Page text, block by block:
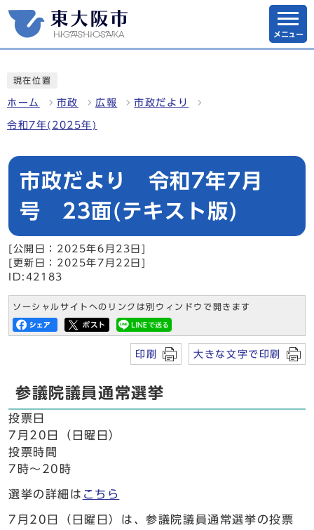
メニュー
現在位置
ホーム 市政 広報 市政だより
令和7年(2025年)
市政だより 令和7年7月
号 23面(テキスト版)
[公開日：2025年6月23日]
[更新日：2025年7月22日]
ID:42183
ソーシャルサイトへのリンクは別ウィンドウで開きます
印刷 大きな文字で印刷
参議院議員通常選挙
投票日
7月20日（日曜日）
投票時間
7時～20時
選挙の詳細は こちら
7月20日（日曜日）は、参議院議員通常選挙の投票